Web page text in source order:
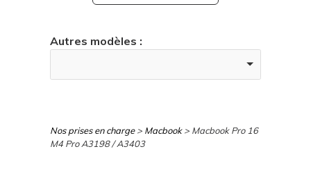
Autres modèles :
Nos prises en charge> Macbook> Macbook Pro 16
M4 Pro A3198 / A3403